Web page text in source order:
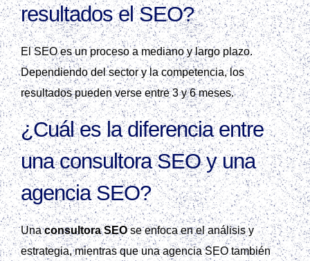
resultados el SEO?
El SEO es un proceso a mediano y largo plazo.
Dependiendo del sector y la competencia, los
resultados pueden verse entre 3 y 6 meses.
¿Cuál es la diferencia entre
una consultora SEO y una
agencia SEO?
Unaconsultora SEOse enfoca en el análisis y
estrategia, mientras que una agencia SEO también